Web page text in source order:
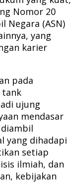
Nomor 20
Negara (ASN)
yang
karier
pada
tank
ujung
mendasar
yang dihadapi
setiap
ilmiah, dan
kebijakan